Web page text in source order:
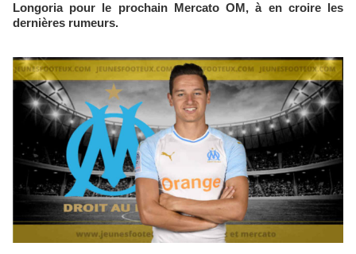
Longoria pour le prochain Mercato OM, à en croire les
dernières rumeurs.